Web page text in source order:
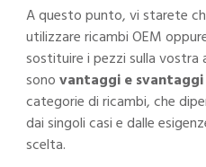
A questo punto, vi starete
utilizzare ricambi OEM
sostituire i pezzi sulla vostra
sonovantaggi e svantaggi
categorie di ricambi, che
dai singoli casi e dalle
scelta.